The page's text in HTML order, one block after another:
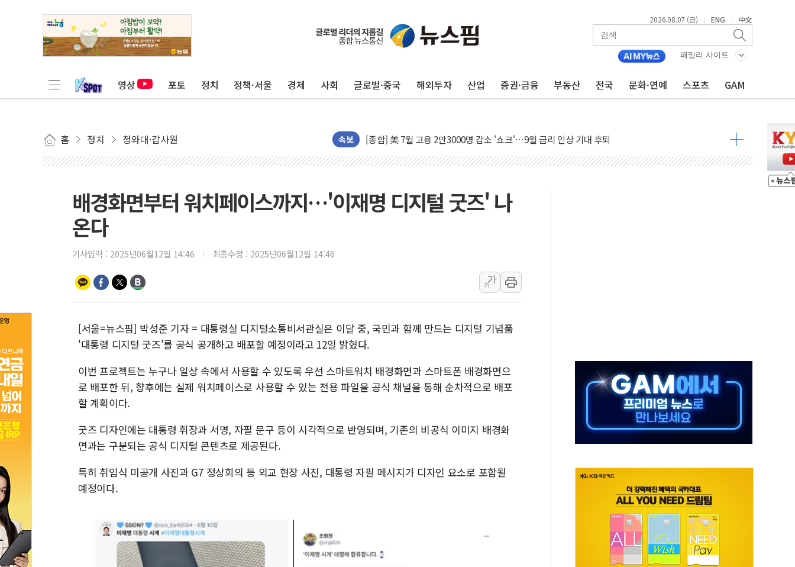
2026.08.07 (금) | ENG | 中文
패밀리 사이트
영상 포토 정치 정책·서울 경제 사회 글로벌·중국 해외투자 산업 증권·금융 부동산 전국 문화·연예 스포츠 GAM
홈 정치 청와대·감사원 속보
美 항소법원, 백악관 무도회장 공사 중단 명령…트럼프 제동
이란의 핵심 원유 수출항 '하르그섬', 최근 1주일 이상 '올스톱'… 美 해상봉쇄 영향
[AI MY 뉴스] 뉴욕 반도체주 프리뷰...美 고용 쇼크에 반도체주 '활짝'
뉴욕증시 프리뷰, 美 고용 쇼크에 금리 인상 우려 후퇴…나스닥 선물 1%대 상승
[사진] 이슬람 수니파 3개국, 공동방위협정 체결
뉴욕증시 개장 전 특징주...아틀라시안·클라우드플레어·태양광주↑ VS 트레이드데스크·웬디스↓
트럼프 "금리 내려야"…파월 때와 달리 워시엔 톤 낮춰
특정 정치인 측근 포항시 정책특보 내정설...포항시 '시끌'
이란와이어 "이란 최고지도자 위독…곧 사망해도 놀랍지 않아"
[인도증시] 중동 불안 속 유가 상승에 소폭 하락...금융주 낙폭 커
황희 '폐버스 청년주택' SNS 글 역풍에 "정부정책 아냐" 해명
폭염 누그러지고 가뭄 숙지나...경북동해안권 8~9일 최대 100mm 호우
배경화면부터 워치페이스까지…'이재명 디지털 굿즈' 나
온다
기사입력 : 2025년06월12일 14:46 최종수정 : 2025년06월12일 14:46
가
가
[서울=뉴스핌] 박성준 기자 = 대통령실 디지털소통비서관실은 이달 중, 국민과 함께 만드는 디지털 기념품
'대통령 디지털 굿즈'를 공식 공개하고 배포할 예정이라고 12일 밝혔다.
이번 프로젝트는 누구나 일상 속에서 사용할 수 있도록 우선 스마트워치 배경화면과 스마트폰 배경화면으
로 배포한 뒤, 향후에는 실제 워치페이스로 사용할 수 있는 전용 파일을 공식 채널을 통해 순차적으로 배포
할 계획이다.
굿즈 디자인에는 대통령 휘장과 서명, 자필 문구 등이 시각적으로 반영되며, 기존의 비공식 이미지 배경화
면과는 구분되는 공식 디지털 콘텐츠로 제공된다.
특히 취임식 미공개 사진과 G7 정상회의 등 외교 현장 사진, 대통령 자필 메시지가 디자인 요소로 포함될
예정이다.